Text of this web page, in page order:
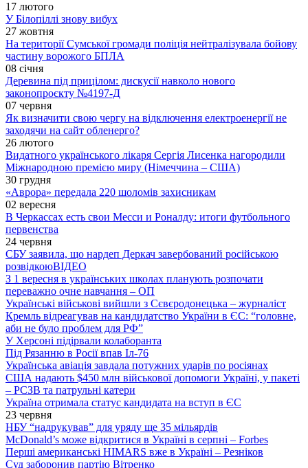
17 лютого
У Білопіллі знову вибух
27 жовтня
На території Сумської громади поліція нейтралізувала бойову
частину ворожого БПЛА
08 січня
Деревина під прицілом: дискусії навколо нового
законопроєкту №4197-Д
07 червня
Як визначити свою чергу на відключення електроенергії не
заходячи на сайт обленерго?
26 лютого
Видатного українського лікаря Сергія Лисенка нагородили
Міжнародною премією миру (Німеччина – США)
30 грудня
«Аврора» передала 220 шоломів захисникам
02 вересня
В Черкассах есть свои Месси и Роналду: итоги футбольного
первенства
24 червня
СБУ заявила, що нардеп Деркач завербований російською
розвідкоюВІДЕО
З 1 вересня в українських школах планують розпочати
переважно очне навчання – ОП
Українські військові вийшли з Сєвєродонецька – журналіст
Кремль відреагував на кандидатство України в ЄС: “головне,
аби не було проблем для РФ”
У Херсоні підірвали колаборанта
Під Рязанню в Росії впав Іл-76
Українська авіація завдала потужних ударів по росіянах
США надають $450 млн військової допомоги Україні, у пакеті
– РСЗВ та патрульні катери
Україна отримала статус кандидата на вступ в ЄС
23 червня
НБУ “надрукував” для уряду ще 35 мільярдів
McDonald’s може відкритися в Україні в серпні – Forbes
Перші американські HIMARS вже в Україні – Резніков
Суд заборонив партію Вітренко